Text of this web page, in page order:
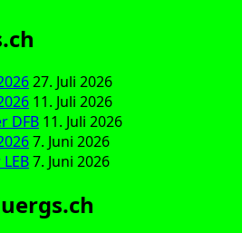
27. Juli 2026
11. Juli 2026
DFB 11. Juli 2026
7. Juni 2026
7. Juni 2026